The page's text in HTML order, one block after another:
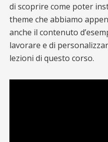
di scoprire come poter
theme che abbiamo
anche il contenuto
lavorare e di
lezioni di questo corso.